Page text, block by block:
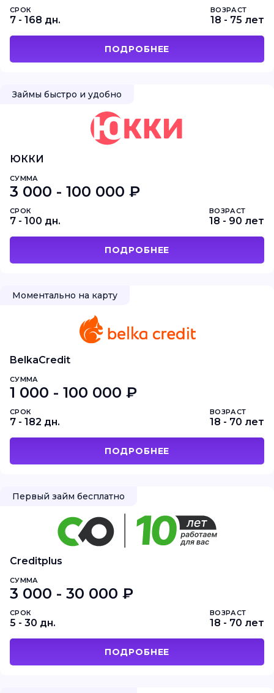
СРОК
7 - 168 дн.
ВОЗРАСТ
18 - 75 лет
ПОДРОБНЕЕ
Займы быстро и удобно
ЮККИ
СУММА
3 000 - 100 000 ₽
СРОК
7 - 100 дн.
ВОЗРАСТ
18 - 90 лет
ПОДРОБНЕЕ
Моментально на карту
BelkaCredit
СУММА
1 000 - 100 000 ₽
СРОК
7 - 182 дн.
ВОЗРАСТ
18 - 70 лет
ПОДРОБНЕЕ
Первый займ бесплатно
Creditplus
СУММА
3 000 - 30 000 ₽
СРОК
5 - 30 дн.
ВОЗРАСТ
18 - 70 лет
ПОДРОБНЕЕ